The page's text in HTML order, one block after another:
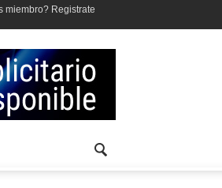
miembro? Registrate